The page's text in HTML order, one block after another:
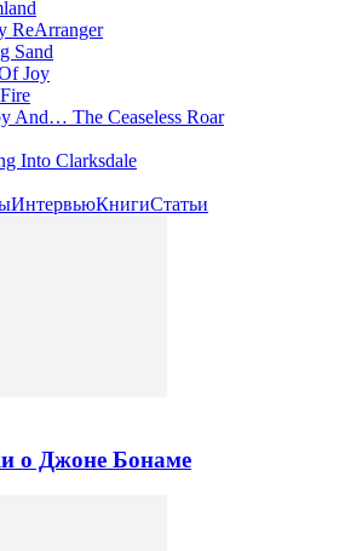
ReArranger
Sand
Joy
And… The Ceaseless Roar
Into Clarksdale
ИнтервьюКнигиСтатьи
о Джоне Бонаме